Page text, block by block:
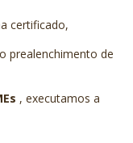
certificado,
prealenchimento de
, executamos a